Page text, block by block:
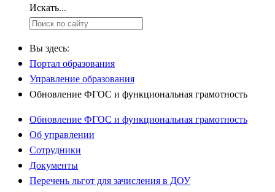
Искать...
Вы здесь:
Портал образования
Управление образования
Обновление ФГОС и функциональная грамотность
Обновление ФГОС и функциональная грамотность
Об управлении
Сотрудники
Документы
Перечень льгот для зачисления в ДОУ